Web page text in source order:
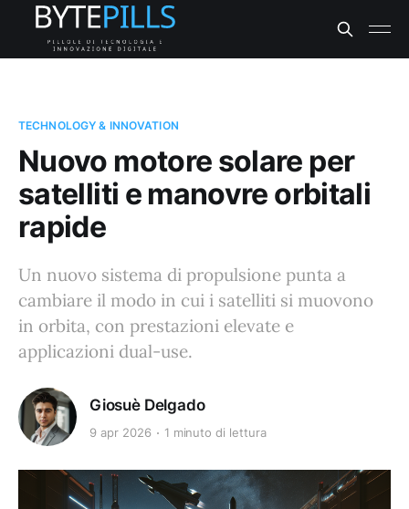
TECHNOLOGY & INNOVATION
Nuovo motore solare per
satelliti e manovre orbitali
rapide
Un nuovo sistema di propulsione punta a
cambiare il modo in cui i satelliti si muovono
in orbita, con prestazioni elevate e
applicazioni dual-use.
Giosuè Delgado
9 apr 2026 1 minuto di lettura